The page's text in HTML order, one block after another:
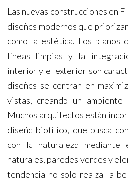
Las nuevas construcciones en
diseños modernos que
como la estética. Los planos
líneas limpias y la
interior y el exterior son
diseños se centran en
vistas, creando un ambiente
Muchos arquitectos están
diseño biofílico, que busca
con la naturaleza mediante
naturales, paredes verdes y
tendencia no solo realza la